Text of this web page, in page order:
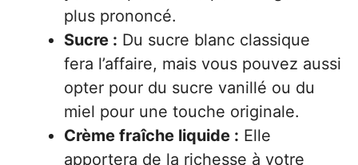
plus prononcé.
Sucre : Du sucre blanc classique
fera l’affaire, mais vous pouvez aussi
opter pour du sucre vanillé ou du
miel pour une touche originale.
Crème fraîche liquide : Elle
apportera de la richesse à votre